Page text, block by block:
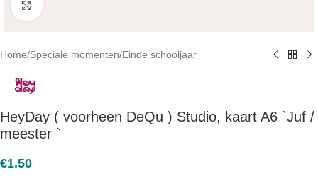
Home/Speciale momenten/Einde schooljaar
HeyDay ( voorheen DeQu ) Studio, kaart A6 `Juf /
meester `
€1.50